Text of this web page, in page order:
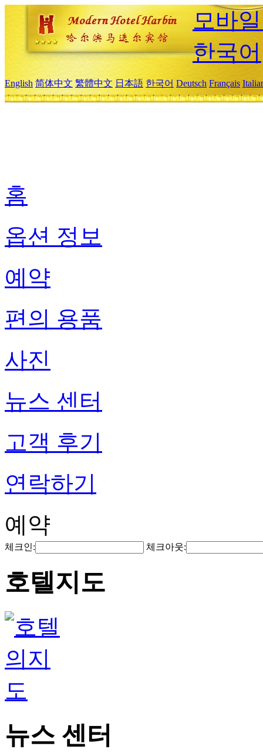
모바
한국어
English 简体中文 繁體中文 日本語 한국어 Deutsch Français
홈
옵션 정보
예약
편의 용품
사진
뉴스 센터
고객 후기
연락하기
예약
체크인: 체크아웃:
호텔지도
뉴스 센터